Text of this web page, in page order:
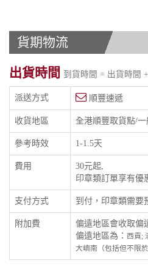
貨期物流
出貨時間 到貨時間 = 出貨時間
派送方式 順豐速遞
收貨地區 全港順豐取貨點/一
參考時效 1-1.5天
費用
30元起,
印章類訂單享有優
支付方式 到付，印章類需要
附加費
偏遠地區會收取偏
偏遠地區為： 西貢;
大嶼南（包括但不限